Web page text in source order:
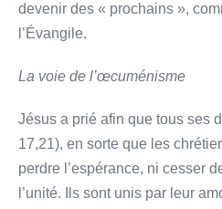
devenir des « prochains »,
l’Évangile.
La voie de l’œcuménisme
Jésus a prié afin que tous ses
17,21), en sorte que les
perdre l’espérance, ni cesser
l’unité. Ils sont unis par leur